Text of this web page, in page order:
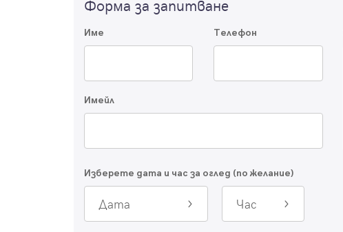
Форма за запитване
Име Телефон
Имейл
Изберете дата и час за оглед (по желание)
Дата Час